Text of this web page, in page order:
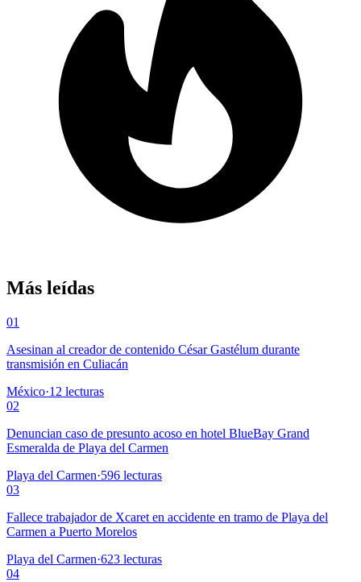
Más leídas
01
Asesinan al creador de contenido César Gastélum durante
transmisión en Culiacán
México·12 lecturas
02
Denuncian caso de presunto acoso en hotel BlueBay Grand
Esmeralda de Playa del Carmen
Playa del Carmen·596 lecturas
03
Fallece trabajador de Xcaret en accidente en tramo de Playa del
Carmen a Puerto Morelos
Playa del Carmen·623 lecturas
04